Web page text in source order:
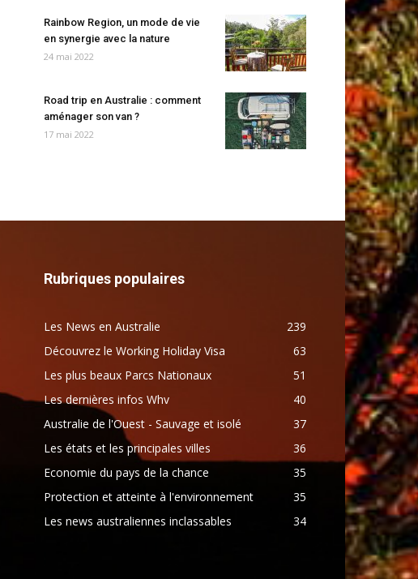
Rainbow Region, un mode de vie
en synergie avec la nature
24 mai 2022
Road trip en Australie : comment
aménager son van ?
17 mai 2022
Rubriques populaires
Les News en Australie
239
Découvrez le Working Holiday Visa
63
Les plus beaux Parcs Nationaux
51
Les dernières infos Whv
40
Australie de l'Ouest - Sauvage et isolé
37
Les états et les principales villes
36
Economie du pays de la chance
35
Protection et atteinte à l'environnement
35
Les news australiennes inclassables
34